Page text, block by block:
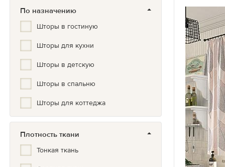
Дамаск
По назначению
Шторы в гостиную
Шторы для кухни
Шторы в детскую
Шторы в спальню
Шторы для коттеджа
Плотность ткани
Тонкая ткань